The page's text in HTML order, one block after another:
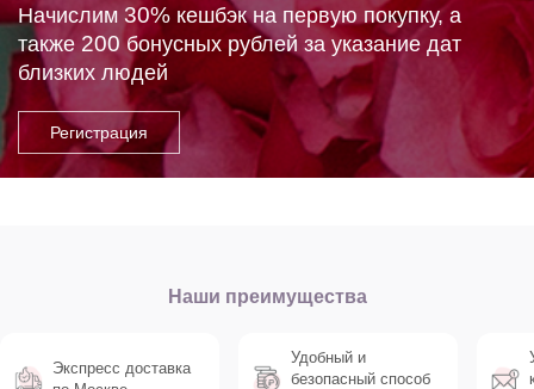
Начислим 30% кешбэк на первую покупку, а
также 200 бонусных рублей за указание дат
близких людей
Наши преимущества
Экспресс доставка
Удобный и
безопасный способ